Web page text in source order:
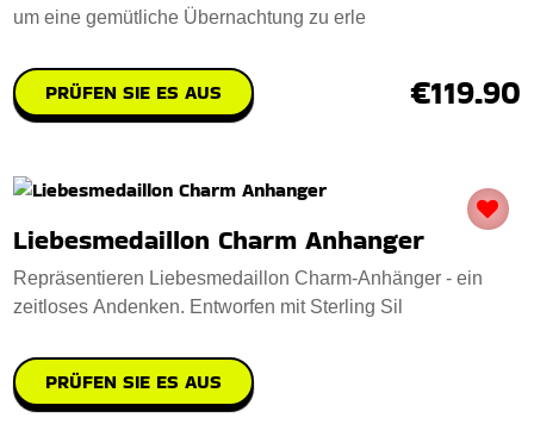
um eine gemütliche Übernachtung zu erle
PRÜFEN SIE ES AUS €119.90
Liebesmedaillon Charm Anhanger
Repräsentieren Liebesmedaillon Charm-Anhänger - ein
zeitloses Andenken. Entworfen mit Sterling Sil
PRÜFEN SIE ES AUS